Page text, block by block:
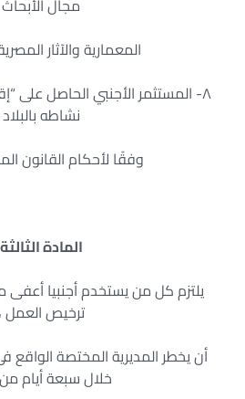
مجال الأبحاث
المعمارية والآثار
٨- المستثمر الأجنبي الحاصل على
نشاطه بالبلاد
وفقًا لأحكام القانون
المادة الثالثة
يلتزم كل من يستخدم أجنبيا
ترخيص العمل ،
أن يخطر المديرية المختصة الواقع
خلال سبعة أيام من